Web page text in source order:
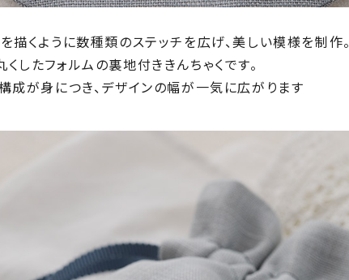
描くように数種類のステッチを広げ、美しい模様を制作。
したフォルムの裏地付ききんちゃくです。
成が身につき、デザインの幅が一気に広がります